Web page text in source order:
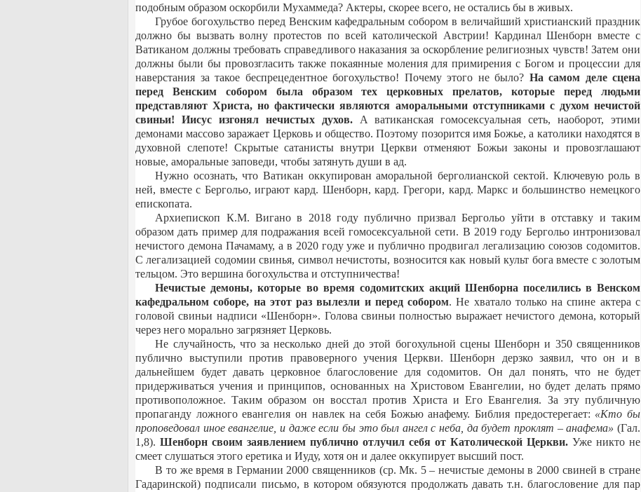
подобным образом оскорбили Мухаммеда? Актеры, скорее всего, не остались бы в живых.
Грубое богохульство перед Венским кафедральным собором в величайший христианский праздник
должно бы вызвать волну протестов по всей католической Австрии! Кардинал Шенборн вместе с
Ватиканом должны требовать справедливого наказания за оскорбление религиозных чувств! Затем они
должны были бы провозгласить также покаянные моления для примирения с Богом и процессии для
наверстания за такое беспрецедентное богохульство! Почему этого не было? На самом деле сцена
перед Венским собором была образом тех церковных прелатов, которые перед людьми
представляют Христа, но фактически являются аморальными отступниками с духом нечистой
свиньи! Иисус изгонял нечистых духов. А ватиканская гомосексуальная сеть, наоборот, этими
демонами массово заражает Церковь и общество. Поэтому позорится имя Божье, а католики находятся в
духовной слепоте! Скрытые сатанисты внутри Церкви отменяют Божьи законы и провозглашают
новые, аморальные заповеди, чтобы затянуть души в ад.
Нужно осознать, что Ватикан оккупирован аморальной берголианской сектой. Ключевую роль в
ней, вместе с Бергольо, играют кард. Шенборн, кард. Грегори, кард. Маркс и большинство немецкого
епископата.
Архиепископ К.М. Вигано в 2018 году публично призвал Бергольо уйти в отставку и таким
образом дать пример для подражания всей гомосексуальной сети. В 2019 году Бергольо интронизовал
нечистого демона Пачамаму, а в 2020 году уже и публично продвигал легализацию союзов содомитов.
С легализацией содомии свинья, символ нечистоты, возносится как новый культ бога вместе с золотым
тельцом. Это вершина богохульства и отступничества!
Нечистые демоны, которые во время содомитских акций Шенборна поселились в Венском
кафедральном соборе, на этот раз вылезли и перед собором. Не хватало только на спине актера с
головой свиньи надписи «Шенборн». Голова свиньи полностью выражает нечистого демона, который
через него морально загрязняет Церковь.
Не случайность, что за несколько дней до этой богохульной сцены Шенборн и 350 священников
публично выступили против правоверного учения Церкви. Шенборн дерзко заявил, что он и в
дальнейшем будет давать церковное благословение для содомитов. Он дал понять, что не будет
придерживаться учения и принципов, основанных на Христовом Евангелии, но будет делать прямо
противоположное. Таким образом он восстал против Христа и Его Евангелия. За эту публичную
пропаганду ложного евангелия он навлек на себя Божью анафему. Библия предостерегает: «Кто бы
проповедовал иное евангелие, и даже если бы это был ангел с неба, да будет проклят – анафема» (Гал.
1,8). Шенборн своим заявлением публично отлучил себя от Католической Церкви. Уже никто не
смеет слушаться этого еретика и Иуду, хотя он и далее оккупирует высший пост.
В то же время в Германии 2000 священников (ср. Мк. 5 ‒ нечистые демоны в 2000 свиней в стране
Гадаринской) подписали письмо, в котором обязуются продолжать давать т.н. благословение для пар